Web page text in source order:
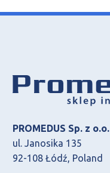
PROMEDUS Sp. z o.o.
ul. Janosika 135
92-108 Łódź, Poland